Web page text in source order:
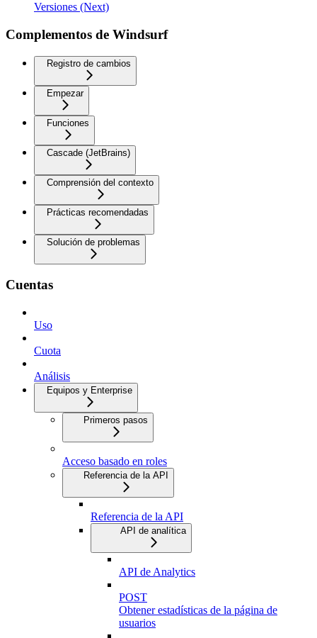
Versiones (Next)
Complementos de Windsurf
Registro de cambios
Empezar
Funciones
Cascade (JetBrains)
Comprensión del contexto
Prácticas recomendadas
Solución de problemas
Cuentas
Uso
Cuota
Análisis
Equipos y Enterprise
Primeros pasos
Acceso basado en roles
Referencia de la API
Referencia de la API
API de analítica
API de Analytics
POST
Obtener estadísticas de la página de
usuarios